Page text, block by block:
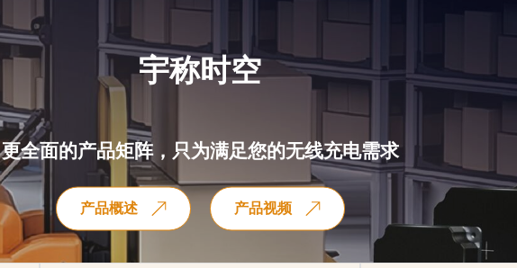
宇称时空
更全面的产品矩阵，只为满足您的无线充电需求
产品概述 产品视频